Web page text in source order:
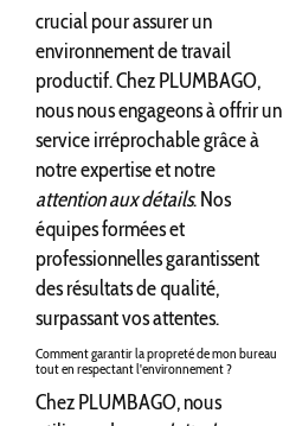
crucial pour assurer un
environnement de travail
productif. Chez PLUMBAGO,
nous nous engageons à offrir un
service irréprochable grâce à
notre expertise et notre
attention aux détails. Nos
équipes formées et
professionnelles garantissent
des résultats de qualité,
surpassant vos attentes.
Comment garantir la propreté de mon bureau
tout en respectant l'environnement ?
Chez PLUMBAGO, nous